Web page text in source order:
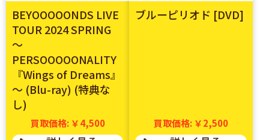
BEYOOOOONDS LIVE
TOUR 2024 SPRING
～
PERSOOOOONALITY
『Wings of Dreams』
～ (Blu-ray) (特典な
し)
買取価格: ￥4,500
ブルーピリオド [DVD]
買取価格: ￥2,500